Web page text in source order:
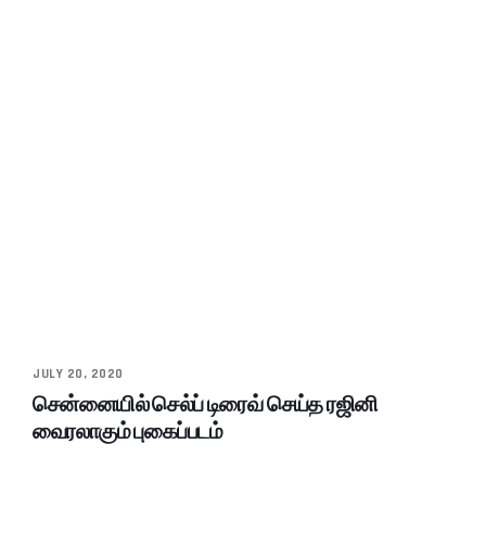
JULY 20, 2020
சென்னையில் செல்ப் டிரைவ் செய்த ரஜினி
வைரலாகும் புகைப்படம்